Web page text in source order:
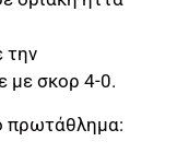
την
με σκορ 4-0.
πρωτάθλημα: